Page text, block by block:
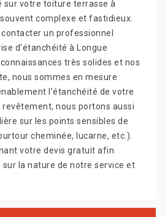
sur votre toiture terrasse à
complexe et fastidieux.
un professionnel
d’étanchéité à Longue
très solides et nos
nous sommes en mesure
l’étanchéité de votre
nous portons aussi
sur les points sensibles de
cheminée, lucarne, etc.).
votre devis gratuit afin
sur la nature de notre service et